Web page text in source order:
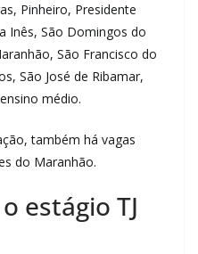
Pinheiro, Presidente
Inês, São Domingos do
São Francisco do
São José de Ribamar,
médio.
também há vagas
do Maranhão.
estágio TJ